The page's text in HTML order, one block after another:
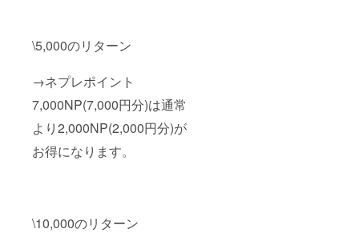
\5,000のリターン
→ネプレポイント
7,000NP(7,000円分)は通常
より2,000NP(2,000円分)が
お得になります。
\10,000のリターン